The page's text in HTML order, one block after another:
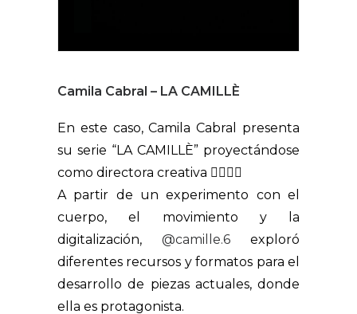
Camila Cabral – LA CAMILLÈ
En este caso, Camila Cabral presenta
su serie “LA CAMILLÈ” proyectándose
como directora creativa 🙍🏼‍♀️✨
A partir de un experimento con el
cuerpo, el movimiento y la
digitalización, @camille.6 exploró
diferentes recursos y formatos para el
desarrollo de piezas actuales, donde
ella es protagonista.